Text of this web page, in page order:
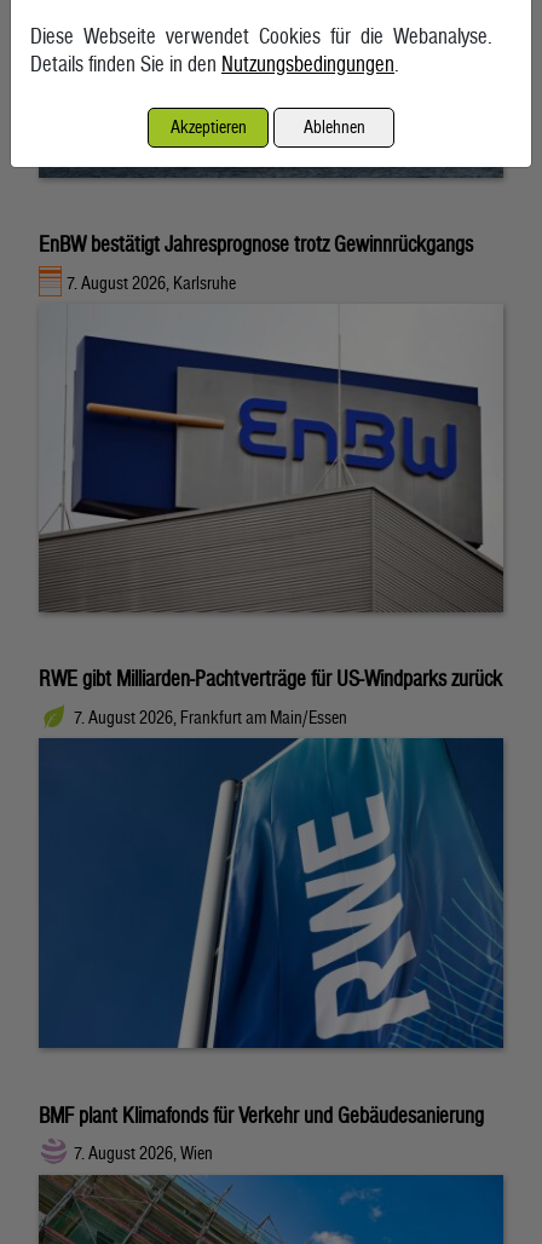
EnBW bestätigt Jahresprognose trotz Gewinnrückgangs
7. August 2026, Karlsruhe
RWE gibt Milliarden-Pachtverträge für US-Windparks zurück
7. August 2026, Frankfurt am Main/Essen
BMF plant Klimafonds für Verkehr und Gebäudesanierung
7. August 2026, Wien
Diese Webseite verwendet Cookies für die Webanalyse.
Details finden Sie in den Nutzungsbedingungen.
Akzeptieren Ablehnen